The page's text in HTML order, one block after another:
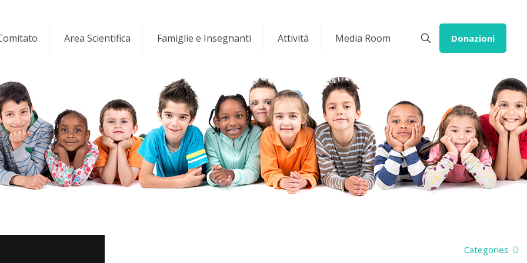
Area Scientifica Famiglie e Insegnanti Attività Media Room Donazioni
Categories